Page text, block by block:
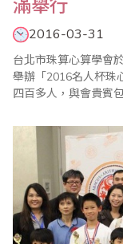
滿舉行
2016-03-31
台北市珠算心算學會
舉辦「2016名人杯珠
四百多人，與會貴賓
彥光宣布比賽開始，選手梁
目除珠算、心算競賽
於是從珠算名人組最